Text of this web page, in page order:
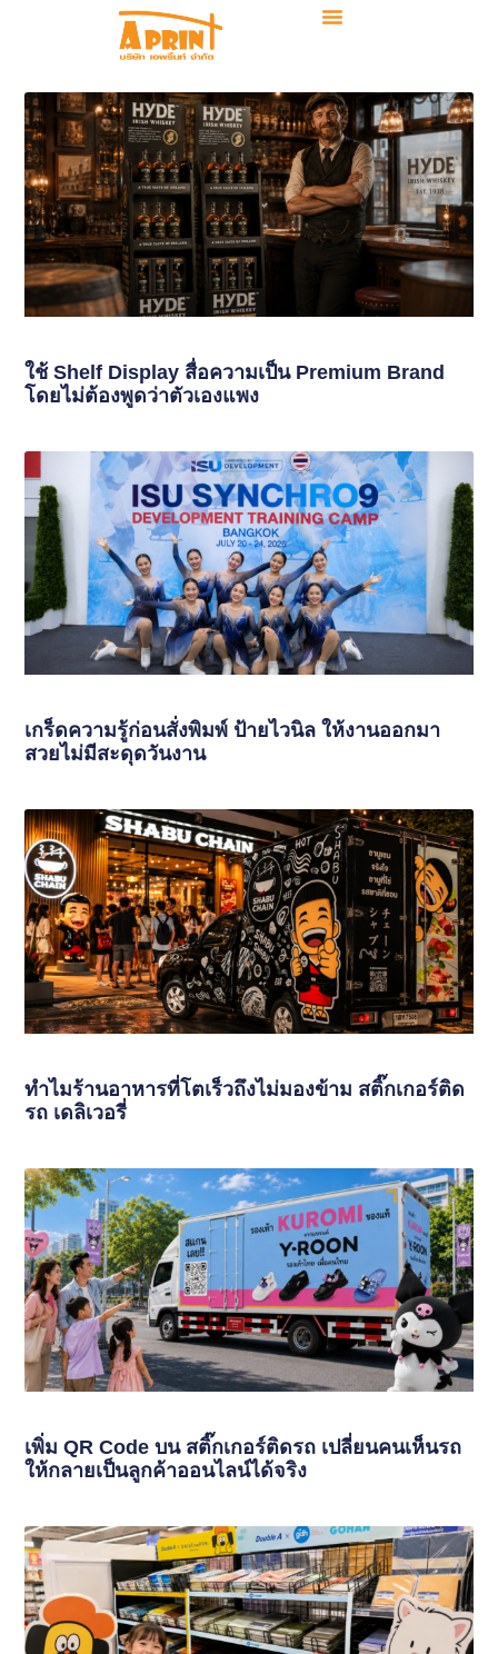
ใช้ Shelf Display สื่อความเป็น Premium Brand
โดยไม่ต้องพูดว่าตัวเองแพง
เกร็ดความรู้ก่อนสั่งพิมพ์ ป้ายไวนิล ให้งานออกมา
สวยไม่มีสะดุดวันงาน
ทำไมร้านอาหารที่โตเร็วถึงไม่มองข้าม สติ๊กเกอร์ติด
รถ เดลิเวอรี่
เพิ่ม QR Code บน สติ๊กเกอร์ติดรถ เปลี่ยนคนเห็นรถ
ให้กลายเป็นลูกค้าออนไลน์ได้จริง